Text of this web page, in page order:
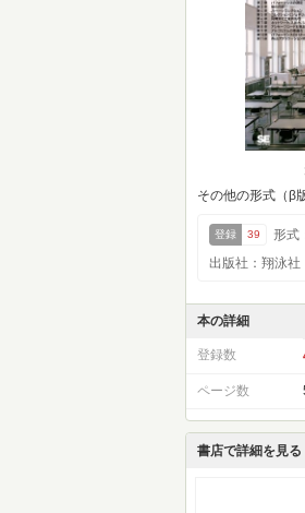
その他の形式（β版
登録 39
形式
出版社：翔泳社
本の詳細
登録数
ページ数
書店で詳細を見る